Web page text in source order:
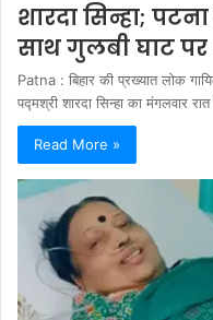
शारदा सिन्हा;
साथ गुलबी घाट
Patna : बिहार की प्रख्यात लोक
पद्मश्री शारदा सिन्हा का मंगलवार
Read More »